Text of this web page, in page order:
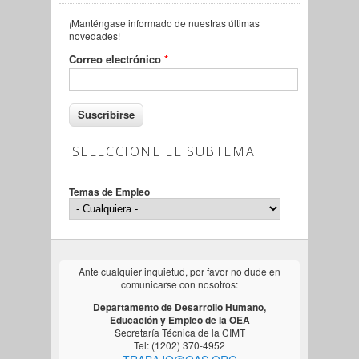
¡Manténgase informado de nuestras últimas
novedades!
Correo electrónico *
SELECCIONE EL SUBTEMA
Temas de Empleo
Ante cualquier inquietud, por favor no dude en
comunicarse con nosotros:
Departamento de Desarrollo Humano,
Educación y Empleo de la OEA
Secretaría Técnica de la CIMT
Tel: (1202) 370-4952